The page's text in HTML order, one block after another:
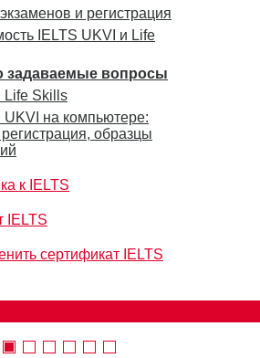
и регистрация
IELTS UKVI и Life
задаваемые вопросы
Life Skills
UKVI на компьютере:
образцы
к IELTS
IELTS
сертификат IELTS